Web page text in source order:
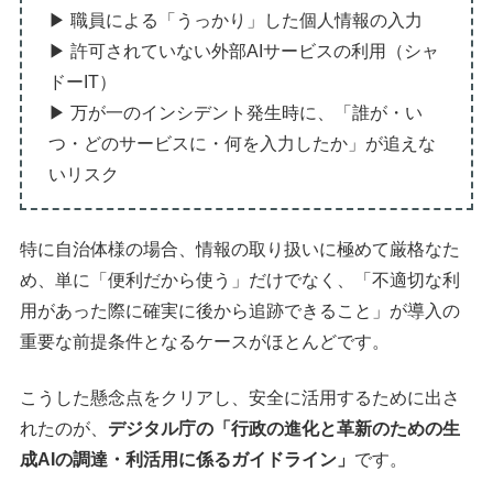
▶ 職員による「うっかり」した個人情報の入力
▶ 許可されていない外部AIサービスの利用（シャ
ドーIT）
▶ 万が一のインシデント発生時に、「誰が・い
つ・どのサービスに・何を入力したか」が追えな
いリスク
特に自治体様の場合、情報の取り扱いに極めて厳格なた
め、単に「便利だから使う」だけでなく、「不適切な利
用があった際に確実に後から追跡できること」が導入の
重要な前提条件となるケースがほとんどです。
こうした懸念点をクリアし、安全に活用するために出さ
れたのが、 デジタル庁の「行政の進化と革新のための生
成AIの調達・利活用に係るガイドライン」 です。